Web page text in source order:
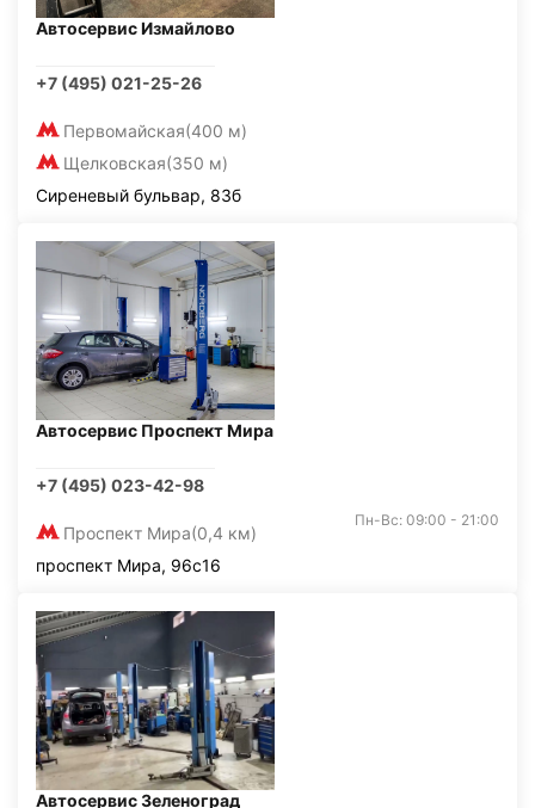
Автосервис Измайлово
+7 (495) 021-25-26
Первомайская(400 м)
Щелковская(350 м)
Сиреневый бульвар, 83б
Автосервис Проспект Мира
+7 (495) 023-42-98
Проспект Мира(0,4 км)
Пн-Вс: 09:00 - 21:00
проспект Мира, 96с16
Автосервис Зеленоград